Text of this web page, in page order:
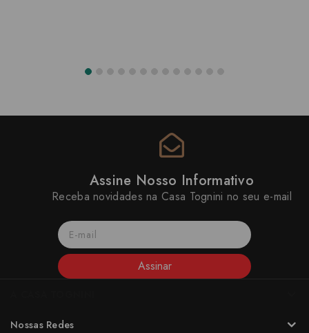
Assine Nosso Informativo
Receba novidades na Casa Tognini no seu e-mail
Assinar
Nossas Redes